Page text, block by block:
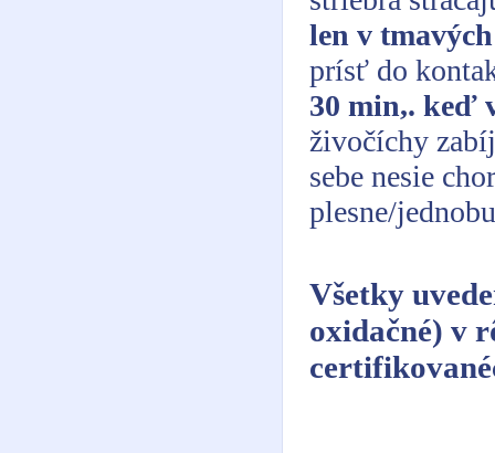
len v
prísť do
30 min,. keď
živočíchy
sebe nesie
plesne/
Všetky
oxidačné) v